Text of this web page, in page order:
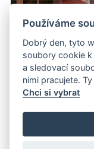
Používáme
Dobrý den, tyto
soubory cookie
a sledovací
nimi pracujete.
Chci si vybrat